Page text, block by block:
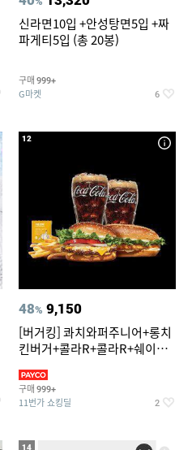
신라면10입 +안성탕면5입 +짜
파게티5입 (총 20봉)
구매 999+
G마켓 6
12
48% 9,150
[버거킹] 콰치와퍼주니어+롱치
킨버거+콜라R+콜라R+쉐이킹
구매 999+
11번가 쇼킹딜 2
14